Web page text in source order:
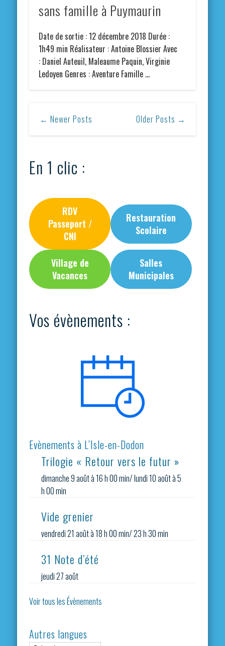
sans famille à Puymaurin
Date de sortie : 12 décembre 2018 Durée :
1h49 min Réalisateur : Antoine Blossier Avec
: Daniel Auteuil, Maleaume Paquin, Virginie
Ledoyen Genres : Aventure Famille …
← Newer Posts Older Posts →
En 1 clic :
RDV
Passeport /
CNI
Restauration
Scolaire
Village de
Vacances
Salles
Municipales
Vos évènements :
Evènements à L’Isle-en-Dodon
Trilogie « Retour vers le futur »
dimanche 9 août à 16 h 00 min/lundi 10 août à 5
h 00 min
Vide grenier
vendredi 21 août à 18 h 00 min/23 h 30 min
31 Note d’été
jeudi 27 août
Voir tous les Évènements
Autres langues